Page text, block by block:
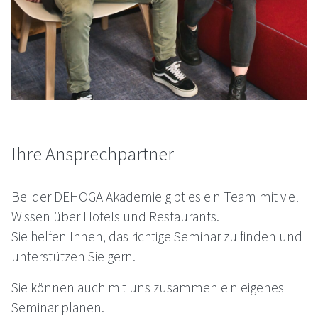
Ihre Ansprechpartner
Bei der DEHOGAAkademie gibt es ein Team mit viel
Wissen über Hotels und Restaurants.
Sie helfen Ihnen, das richtige Seminar zu finden und
unterstützen Sie gern.
Sie können auch mit uns zusammen ein eigenes
Seminar planen.